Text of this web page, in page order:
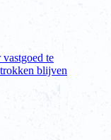
te
blijven